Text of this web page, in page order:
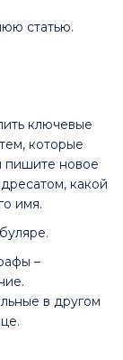
статью.
ключевые
которые
пишите новое
какой
имя.
–
в другом